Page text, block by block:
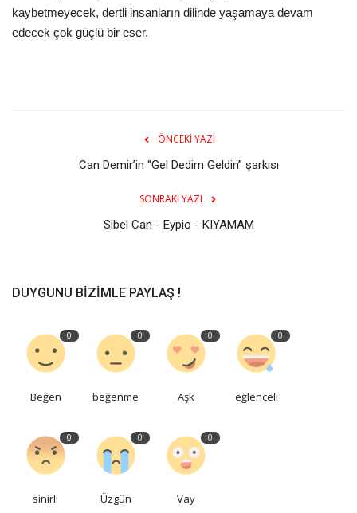
kaybetmeyecek, dertli insanların dilinde yaşamaya devam
edecek çok güçlü bir eser.
ÖNCEKI YAZI
Can Demir’in “Gel Dedim Geldin” şarkısı
SONRAKI YAZI
Sibel Can - Eypio - KIYAMAM
DUYGUNU BIZIMLE PAYLAŞ !
0
Beğen
0
beğenme
0
Aşk
0
eğlenceli
0
sinirli
0
Üzgün
0
Vay